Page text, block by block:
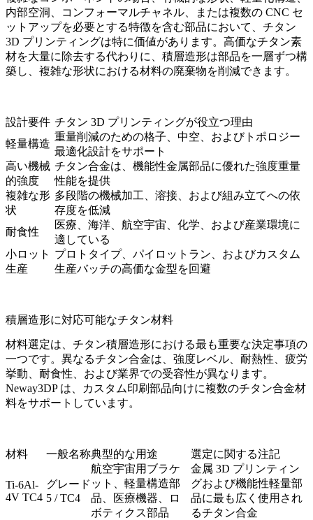
内部空洞、コンフォーマルチャネル、または複数の CNC セ
ットアップを必要とする特徴を含む部品において、チタン
3D プリンティングは特に価値があります。高価なチタン素
材を大量に除去する代わりに、積層造形は部品を一層ずつ構
築し、複雑な形状における材料の廃棄物を削減できます。
設計要件 チタン 3D プリンティングが役立つ理由
軽量構造
重量削減のための格子、中空、およびトポロジー
最適化設計をサポート
高い機械
的強度
チタン合金は、機能性金属部品に優れた強度重量
性能を提供
複雑な形
状
多段階の機械加工、溶接、および組み立てへの依
存度を低減
耐食性
医療、海洋、航空宇宙、化学、および産業環境に
適している
小ロット
生産
プロトタイプ、パイロットラン、およびカスタム
生産バッチの高価な金型を回避
積層造形に対応可能なチタン材料
材料選定は、チタン積層造形における最も重要な決定事項の
一つです。異なるチタン合金は、強度レベル、耐熱性、疲労
挙動、耐食性、および業界での受容性が異なります。
Neway3DP は、カスタム印刷部品向けに複数のチタン合金材
料をサポートしています。
材料 一般名称典型的な用途 選定に関する注記
Ti-6Al-
4V TC4
グレード
5 / TC4
航空宇宙用ブラケ
ット、軽量構造部
品、医療機器、ロ
ボティクス部品
金属 3D プリンティン
グおよび機能性軽量部
品に最も広く使用され
るチタン合金